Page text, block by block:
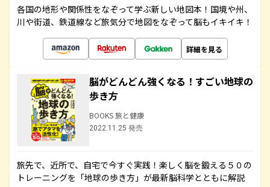
各国の地形や関係性をなぞって学ぶ新しい地図本！国境や州、
川や街道、鉄道線など旅気分で地図をなぞって脳もイキイキ！
詳細を見る
脳がどんどん強くなる！すごい地球の
歩き方
BOOKS 旅と健康
2022.11.25 発売
旅先で、近所で、自宅で今すぐ実践！楽しく脳を鍛える５０の
トレーニングを「地球の歩き方」が最新脳科学とともに解説